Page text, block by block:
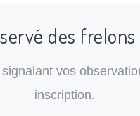
des
vos
inscription.